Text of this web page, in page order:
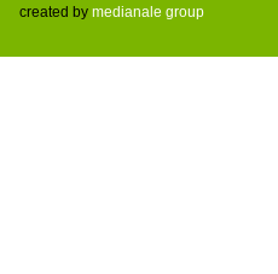
created by medianale group